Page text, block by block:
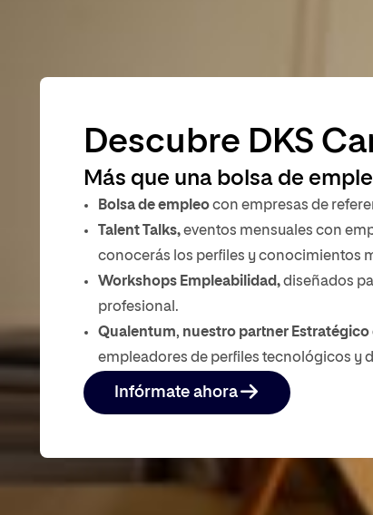
Descubre DKS
Más que una bolsa de
Bolsa de empleocon empresas de
Talent Talks,eventos mensuales con
conocerás los perfiles y conocimientos
Workshops Empleabilidad,diseñados
profesional.
Qualentum, nuestro partner Estratégico
empleadores de perfiles tecnológicos y
Infórmate ahora